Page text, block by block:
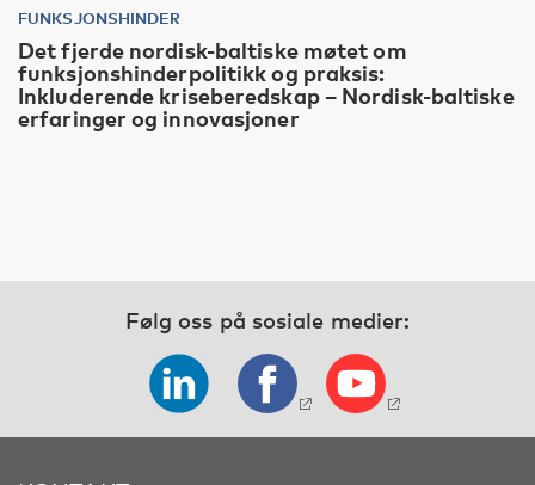
FUNKSJONSHINDER
Det fjerde nordisk-baltiske møtet om
funksjonshinderpolitikk og praksis:
Inkluderende kriseberedskap – Nordisk-baltiske
erfaringer og innovasjoner
Følg oss på sosiale medier: